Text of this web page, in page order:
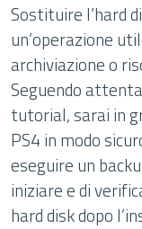
Sostituire l’hard
un’operazione
archiviazione o
Seguendo
tutorial, sarai in
PS4 in modo
eseguire un
iniziare e di
hard disk dopo